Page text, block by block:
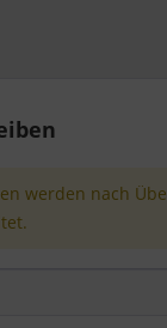
werden nach